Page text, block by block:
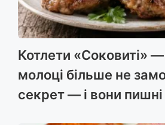
Котлети «Соковиті» —
молоці більше не
секрет — і вони пишні